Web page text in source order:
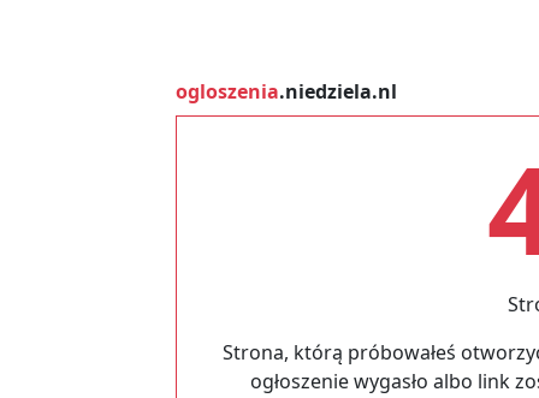
ogloszenia.niedziela.nl
Strona, którą próbowałeś
ogłoszenie wygasło albo link